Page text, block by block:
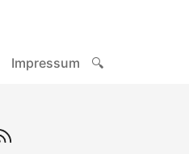
Impressum 🔍